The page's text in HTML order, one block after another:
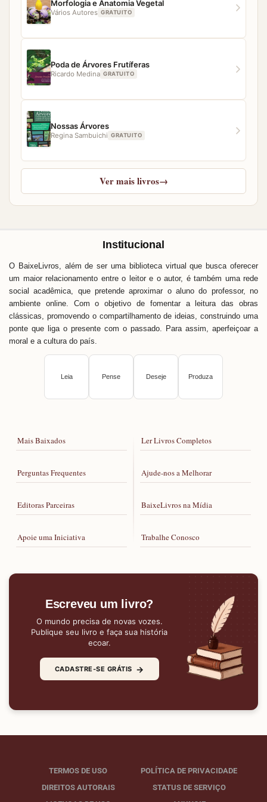
Morfologia e Anatomia Vegetal
Vários Autores GRATUITO
Poda de Árvores Frutíferas
Ricardo Medina GRATUITO
Nossas Árvores
Regina Sambuichi GRATUITO
Ver mais livros→
Institucional
O BaixeLivros, além de ser uma biblioteca virtual que busca oferecer
um maior relacionamento entre o leitor e o autor, é também uma rede
social acadêmica, que pretende aproximar o aluno do professor, no
ambiente online. Com o objetivo de fomentar a leitura das obras
clássicas, promovendo o compartilhamento de ideias, construindo uma
ponte que liga o presente com o passado. Para assim, aperfeiçoar a
moral e a cultura do país.
Leia Pense Deseje Produza
Mais Baixados
Perguntas Frequentes
Editoras Parceiras
Apoie uma Iniciativa
Ler Livros Completos
Ajude-nos a Melhorar
BaixeLivros na Mídia
Trabalhe Conosco
Escreveu um livro?
O mundo precisa de novas vozes.
Publique seu livro e faça sua história
ecoar.
CADASTRE-SE GRÁTIS →
TERMOS DE USO
POLÍTICA DE PRIVACIDADE
DIREITOS AUTORAIS
STATUS DE SERVIÇO